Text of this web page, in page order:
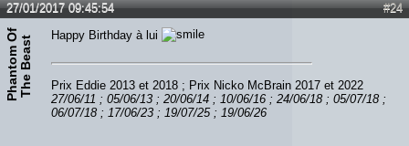
#24
27/01/2017 09:45:54
P
h
a
n
t
o
m
O
f
T
h
e
B
e
a
st Happy Birthday à lui
Prix Eddie 2013 et 2018 ; Prix Nicko McBrain 2017 et 2022
27/06/11 ; 05/06/13 ; 20/06/14 ; 10/06/16 ; 24/06/18 ; 05/07/18 ;
06/07/18 ; 17/06/23 ; 19/07/25 ; 19/06/26